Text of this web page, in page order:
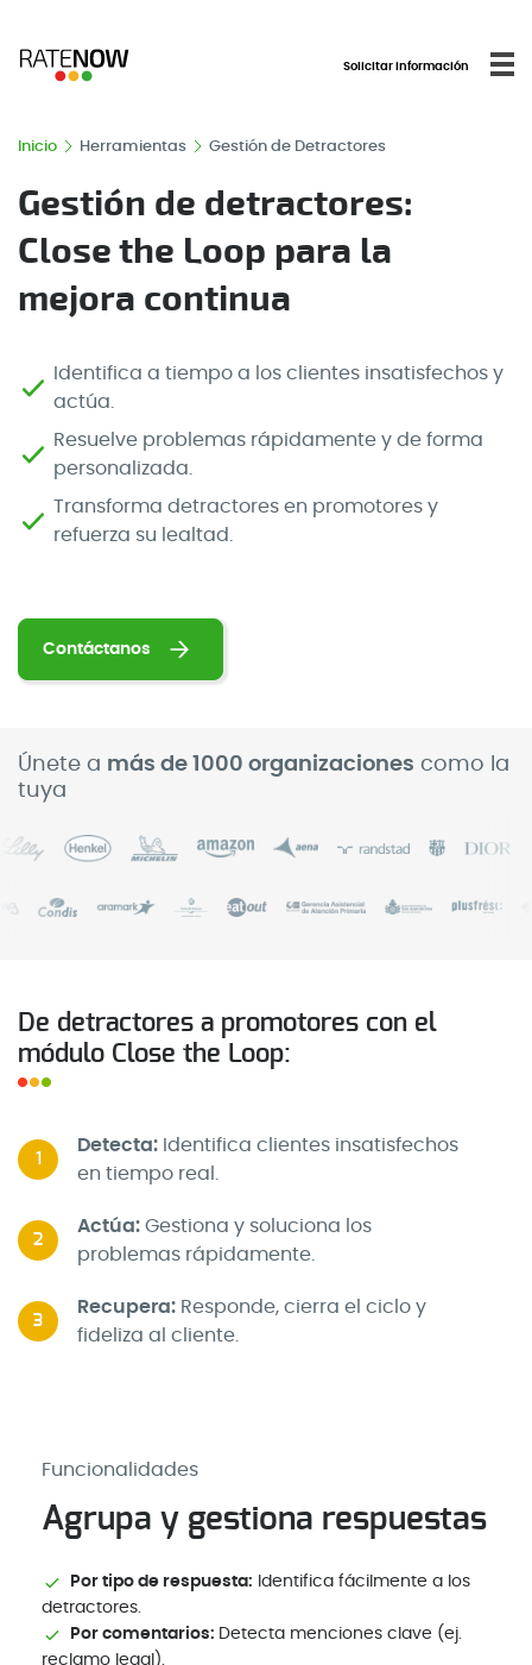
Solicitar información
Inicio Herramientas Gestión de Detractores
Gestión de detractores:
Close the Loop para la
mejora continua
Identifica a tiempo a los clientes insatisfechos y
actúa.
Resuelve problemas rápidamente y de forma
personalizada.
Transforma detractores en promotores y
refuerza su lealtad.
Contáctanos
Únete a más de 1000 organizaciones como la
tuya
De detractores a promotores con el
módulo Close the Loop:
1
Detecta: Identifica clientes insatisfechos
en tiempo real.
2
Actúa: Gestiona y soluciona los
problemas rápidamente.
3
Recupera: Responde, cierra el ciclo y
fideliza al cliente.
Funcionalidades
Agrupa y gestiona respuestas
Por tipo de respuesta: Identifica fácilmente a los
detractores.
Por comentarios: Detecta menciones clave (ej.
reclamo legal).